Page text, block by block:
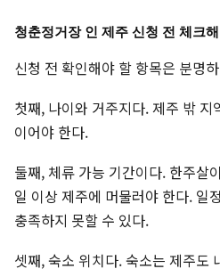
청춘정거장 인 제주 신청 전 체크
신청 전 확인해야 할 항목은 분명
첫째, 나이와 거주지다. 제주 밖
이어야 한다.
둘째, 체류 가능 기간이다. 한주살
일 이상 제주에 머물러야 한다. 일
충족하지 못할 수 있다.
셋째, 숙소 위치다. 숙소는 제주도